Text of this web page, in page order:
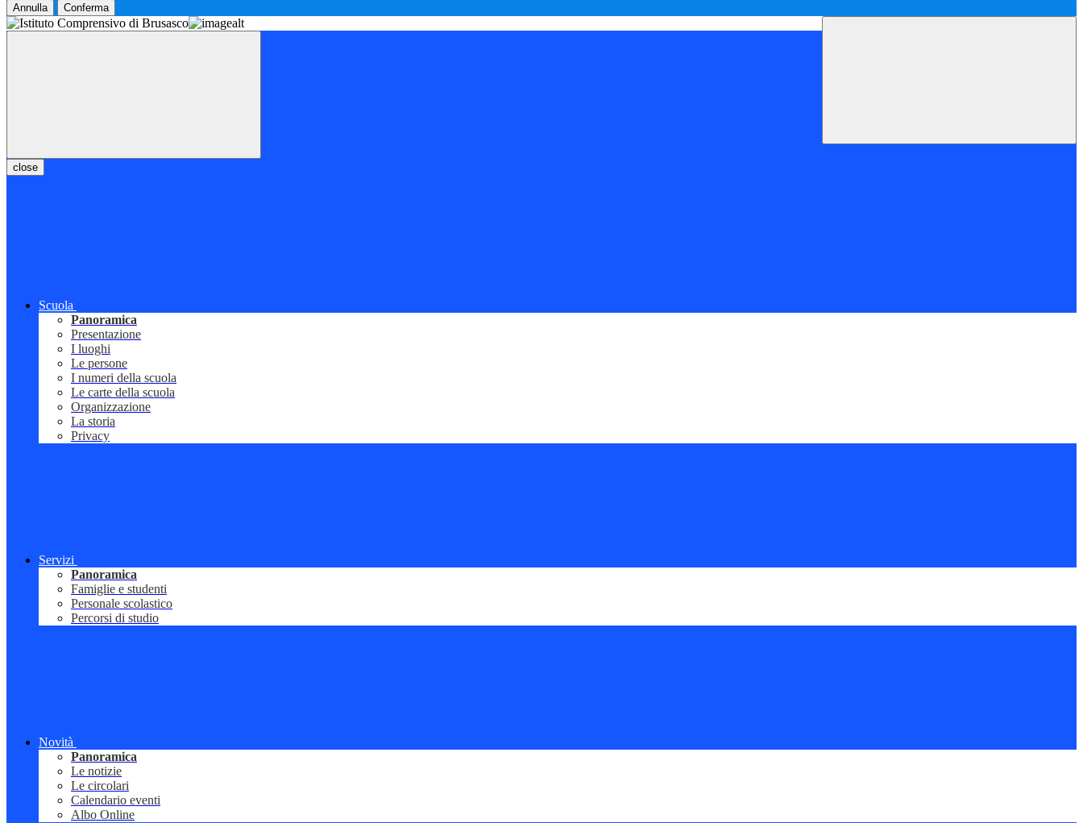
Annulla Conferma
close
Scuola
Panoramica
Presentazione
I luoghi
Le persone
I numeri della scuola
Le carte della scuola
Organizzazione
La storia
Privacy
Servizi
Panoramica
Famiglie e studenti
Personale scolastico
Percorsi di studio
Novità
Panoramica
Le notizie
Le circolari
Calendario eventi
Albo Online